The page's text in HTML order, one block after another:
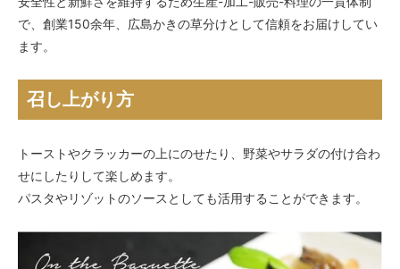
で、創業150余年、広島かきの草分けとして信頼をお届けしてい
ます。
召し上がり方
トーストやクラッカーの上にのせたり、野菜やサラダの付け合わ
せにしたりして楽しめます。
パスタやリゾットのソースとしても活用することができます。